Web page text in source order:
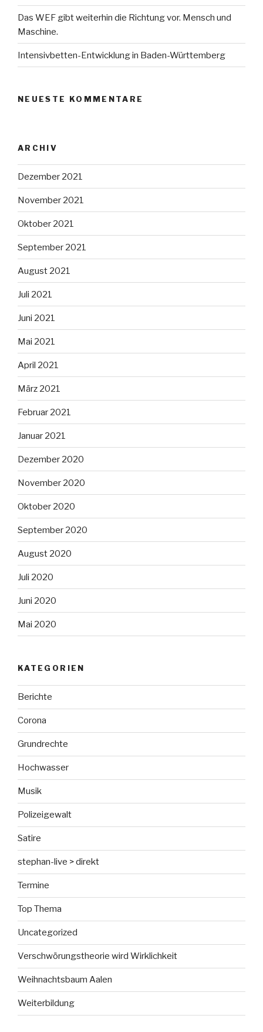
Das WEF gibt weiterhin die Richtung vor. Mensch und
Maschine.
Intensivbetten-Entwicklung in Baden-Württemberg
NEUESTE KOMMENTARE
ARCHIV
Dezember 2021
November 2021
Oktober 2021
September 2021
August 2021
Juli 2021
Juni 2021
Mai 2021
April 2021
März 2021
Februar 2021
Januar 2021
Dezember 2020
November 2020
Oktober 2020
September 2020
August 2020
Juli 2020
Juni 2020
Mai 2020
KATEGORIEN
Berichte
Corona
Grundrechte
Hochwasser
Musik
Polizeigewalt
Satire
stephan-live > direkt
Termine
Top Thema
Uncategorized
Verschwörungstheorie wird Wirklichkeit
Weihnachtsbaum Aalen
Weiterbildung